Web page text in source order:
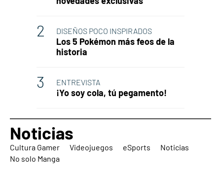
DISEÑOS POCO INSPIRADOS
Los 5 Pokémon más feos de la
historia
ENTREVISTA
¡Yo soy cola, tú pegamento!
Noticias
Cultura Gamer Videojuegos eSports
Noticias
No solo Manga